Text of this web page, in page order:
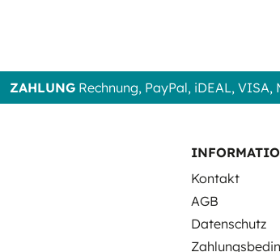
ZAHLUNG Rechnung, PayPal, iDEAL,
Kontakt
AGB
Datenschutz